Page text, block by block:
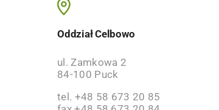
Oddział Celbowo
ul. Zamkowa 2
84-100 Puck
tel. +48 58 673 20 85